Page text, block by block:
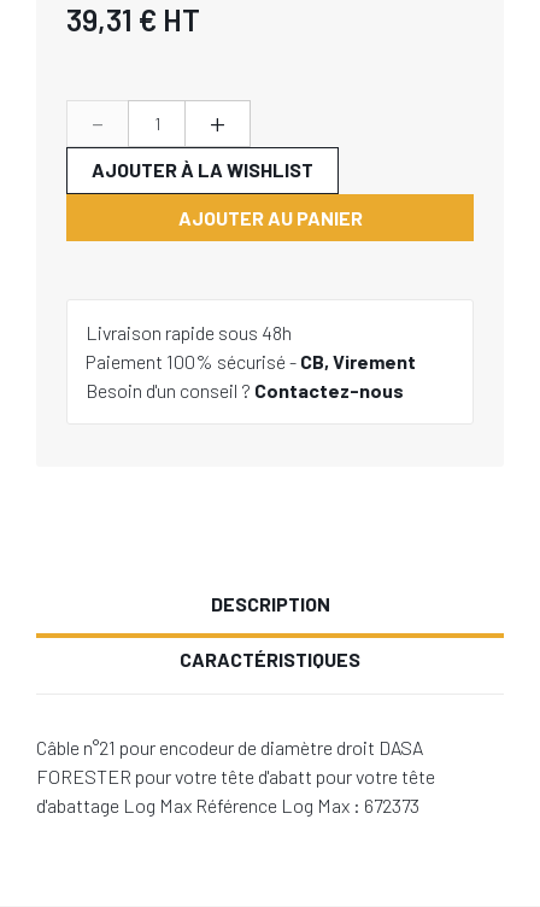
39,31 € HT
- +
AJOUTER AU PANIER
AJOUTER À LA WISHLIST
Livraison rapide sous 48h
Paiement 100% sécurisé - CB, Virement
Besoin d'un conseil ? Contactez-nous
DESCRIPTION
CARACTÉRISTIQUES
Câble n°21 pour encodeur de diamètre droit DASA
FORESTER pour votre tête d'abatt pour votre tête
d'abattage Log Max Référence Log Max : 672373